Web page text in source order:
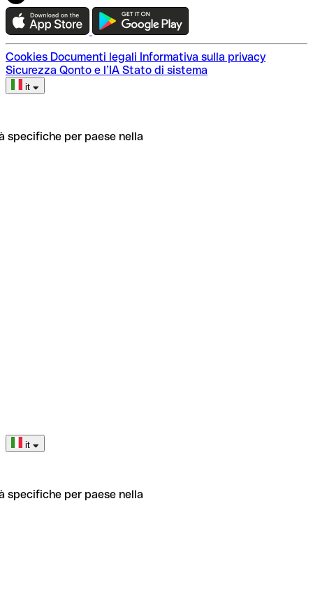
Cookies Documenti legali Informativa sulla privacy
Sicurezza Qonto e l’IA Stato di sistema
it
specifiche per paese nella
it
specifiche per paese nella